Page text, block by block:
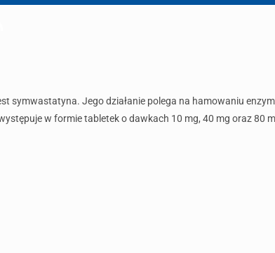
Jego działanie polega na hamowaniu
w formie tabletek o dawkach 10 mg, 40 mg oraz 80